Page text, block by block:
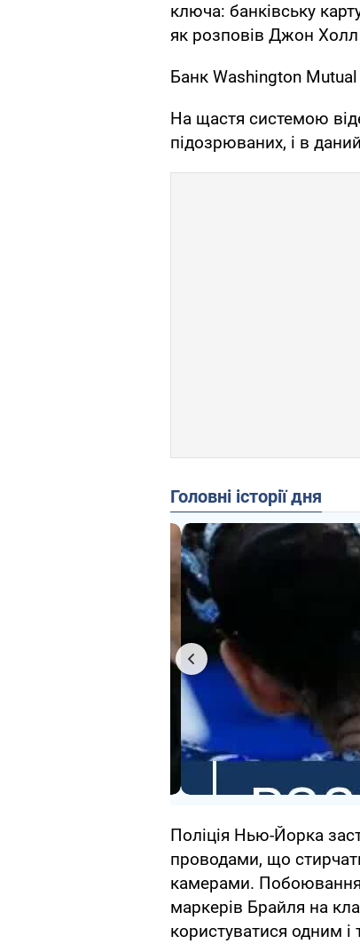
ключа: банківську
як розповів Джон
Банк Washington
На щастя системою
підозрюваних, і в
Головні історії дня
Поліція Нью-Йорка
проводами, що
камерами. Побоювання
маркерів Брайля на
користуватися одним